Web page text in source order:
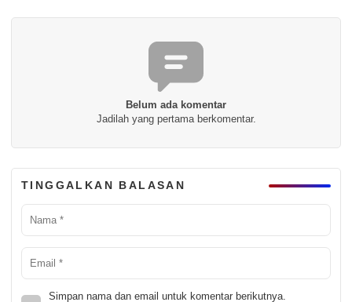
Belum ada komentar
Jadilah yang pertama berkomentar.
TINGGALKAN BALASAN
Simpan nama dan email untuk komentar berikutnya.